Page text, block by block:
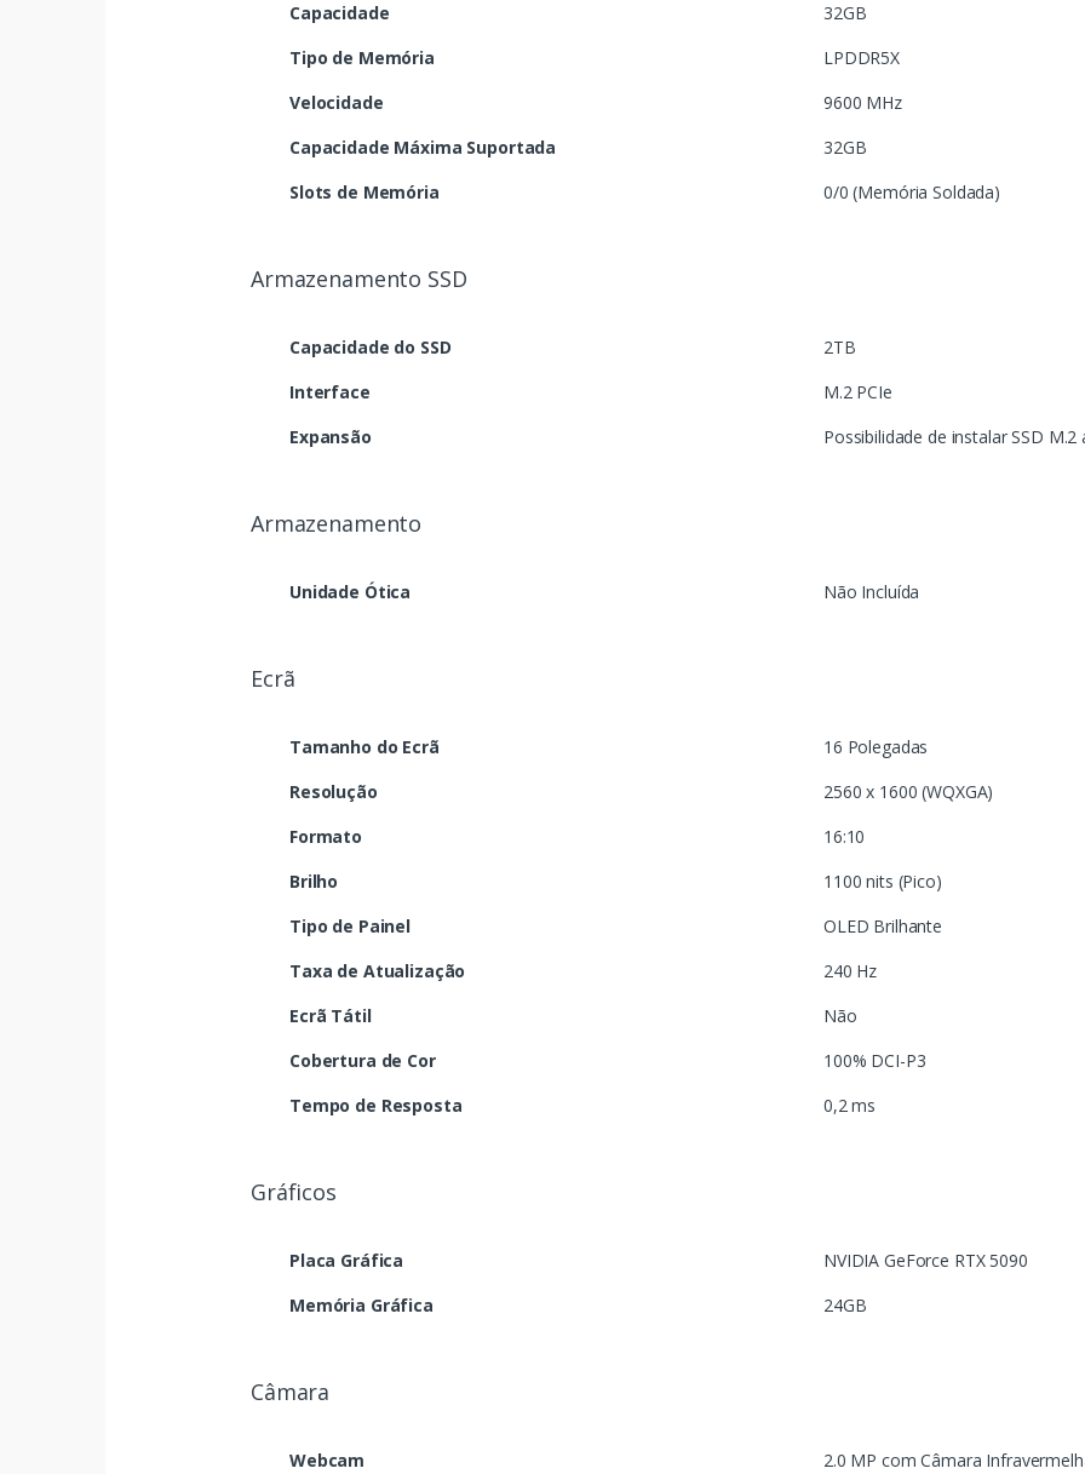
Capacidade
32GB
Tipo de Memória
LPDDR5X
Velocidade
9600 MHz
Capacidade Máxima Suportada
32GB
Slots de Memória
0/0 (Memória Soldada)
Armazenamento SSD
Capacidade do SSD
2TB
Interface
M.2 PCIe
Expansão
Possibilidade de instalar SSD M.2
Armazenamento
Unidade Ótica Não Incluída
Ecrã
Tamanho do Ecrã
16 Polegadas
Resolução
2560 x 1600 (WQXGA)
Formato
16:10
Brilho
1100 nits (Pico)
Tipo de Painel
OLED Brilhante
Taxa de Atualização
240 Hz
Ecrã Tátil
Não
Cobertura de Cor
100% DCI-P3
Tempo de Resposta
0,2 ms
Gráficos
Placa Gráfica
NVIDIA GeForce RTX 5090
Memória Gráfica
24GB
Câmara
Webcam 2.0 MP com Câmara